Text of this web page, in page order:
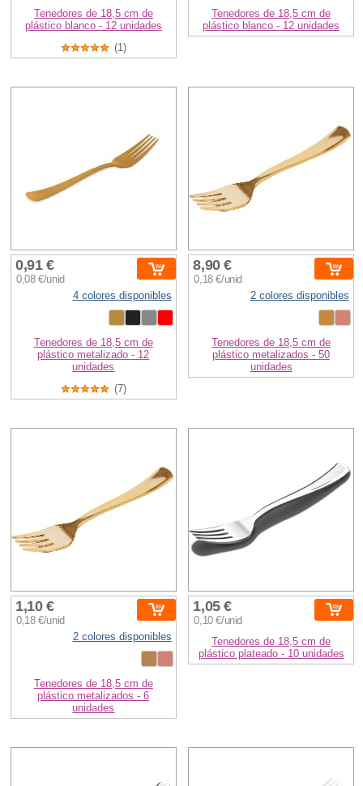
Tenedores de 18,5 cm de
plástico blanco - 12 unidades
(1)
Tenedores de 18,5 cm de
plástico blanco - 12 unidades
0,91 €
0,08 €/unid
4 colores disponibles
Tenedores de 18,5 cm de
plástico metalizado - 12
unidades
(7)
8,90 €
0,18 €/unid
2 colores disponibles
Tenedores de 18,5 cm de
plástico metalizados - 50
unidades
1,10 €
0,18 €/unid
2 colores disponibles
Tenedores de 18,5 cm de
plástico metalizados - 6
unidades
1,05 €
0,10 €/unid
Tenedores de 18,5 cm de
plástico plateado - 10 unidades